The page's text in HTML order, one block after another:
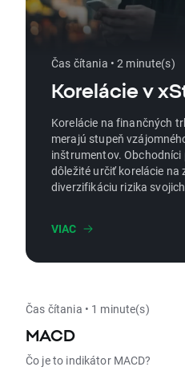
Čas čítania • 2 minute(s)
Korelácie v
Korelácie na finančných
merajú stupeň
inštrumentov.
dôležité určiť korelácie na
diverzifikáciu rizika
VIAC
Čas čítania • 1 minute(s)
MACD
Čo je to indikátor MACD?